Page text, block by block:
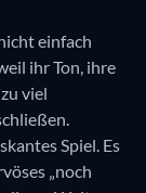
einfach
ihr Ton, ihre
viel
Spiel. Es
„noch